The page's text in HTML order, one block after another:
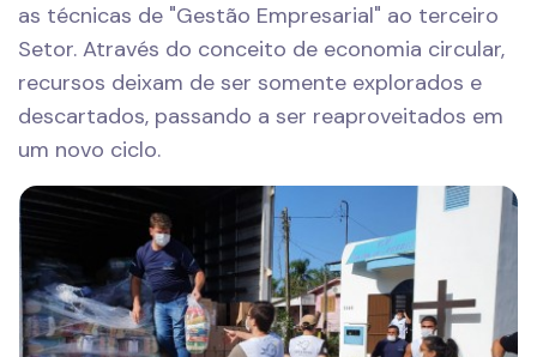
as técnicas de "Gestão Empresarial" ao terceiro
Setor. Através do conceito de economia circular,
recursos deixam de ser somente explorados e
descartados, passando a ser reaproveitados em
um novo ciclo.